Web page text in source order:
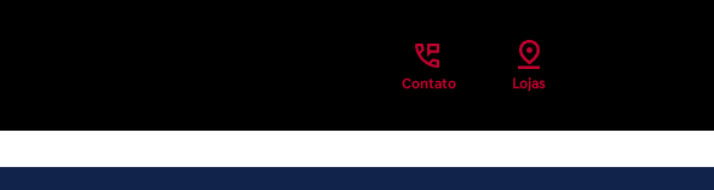
Contato Lojas